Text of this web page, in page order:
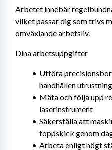
Arbetet innebär
vilket passar dig som trivs
omväxlande arbetsliv.
Dina arbetsuppgifter
Utföra
handhållen utrustning
Mäta och följa upp
laserinstrument
Säkerställa att
toppskick genom
Arbeta enligt högt